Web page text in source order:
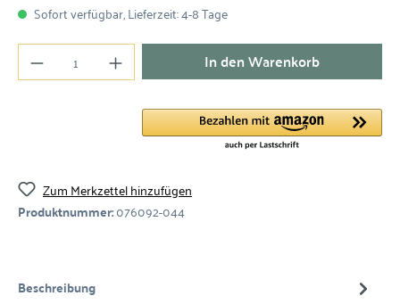
Sofort verfügbar, Lieferzeit: 4-8 Tage
In den Warenkorb
Zum Merkzettel hinzufügen
Produktnummer:076092-044
Beschreibung